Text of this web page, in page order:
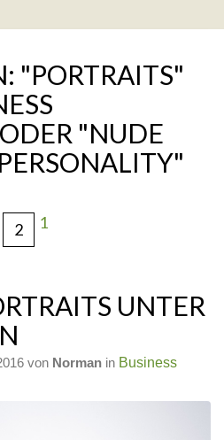
"PORTRAITS"
"NUDE
1
2
UNTER
von Norman in Business